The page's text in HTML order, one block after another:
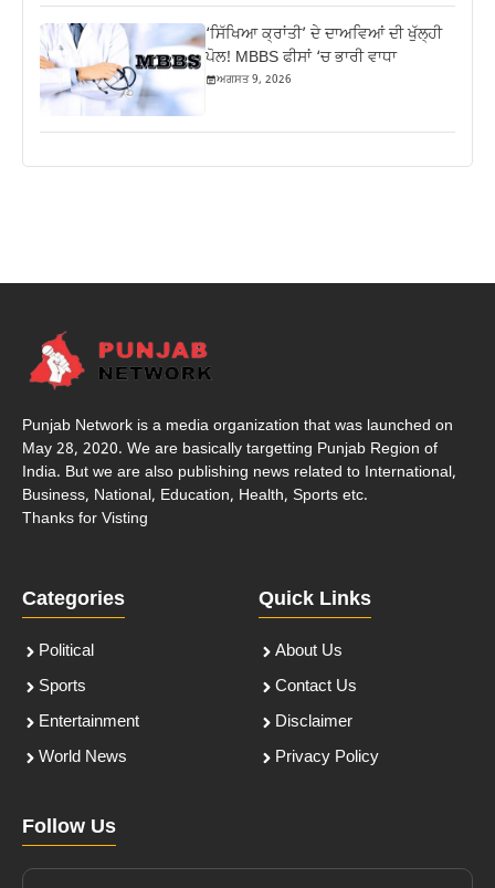
‘ਸਿੱਖਿਆ ਕ੍ਰਾਂਤੀ’ ਦੇ ਦਾਅਵਿਆਂ ਦੀ ਖੁੱਲ੍ਹੀ
ਪੋਲ! MBBS ਫੀਸਾਂ ‘ਚ ਭਾਰੀ ਵਾਧਾ
ਅਗਸਤ 9, 2026
Punjab Network is a media organization that was launched on
May 28, 2020. We are basically targetting Punjab Region of
India. But we are also publishing news related to International,
Business, National, Education, Health, Sports etc.
Thanks for Visting
Categories
Political
Sports
Entertainment
World News
Quick Links
About Us
Contact Us
Disclaimer
Privacy Policy
Follow Us